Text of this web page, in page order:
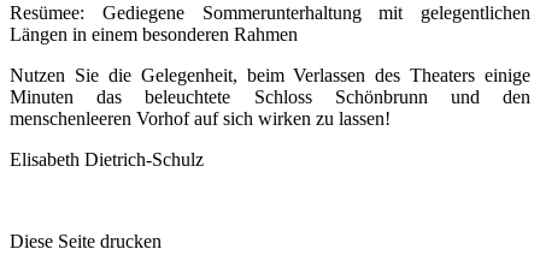
Resümee: Gediegene Sommerunterhaltung mit gelegentlichen
Längen in einem besonderen Rahmen
Nutzen Sie die Gelegenheit, beim Verlassen des Theaters einige
Minuten das beleuchtete Schloss Schönbrunn und den
menschenleeren Vorhof auf sich wirken zu lassen!
Elisabeth Dietrich-Schulz
Diese Seite drucken